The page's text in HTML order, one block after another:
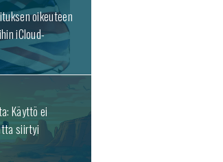
oikeuteen
iCloud-
Käyttö ei
siirtyi